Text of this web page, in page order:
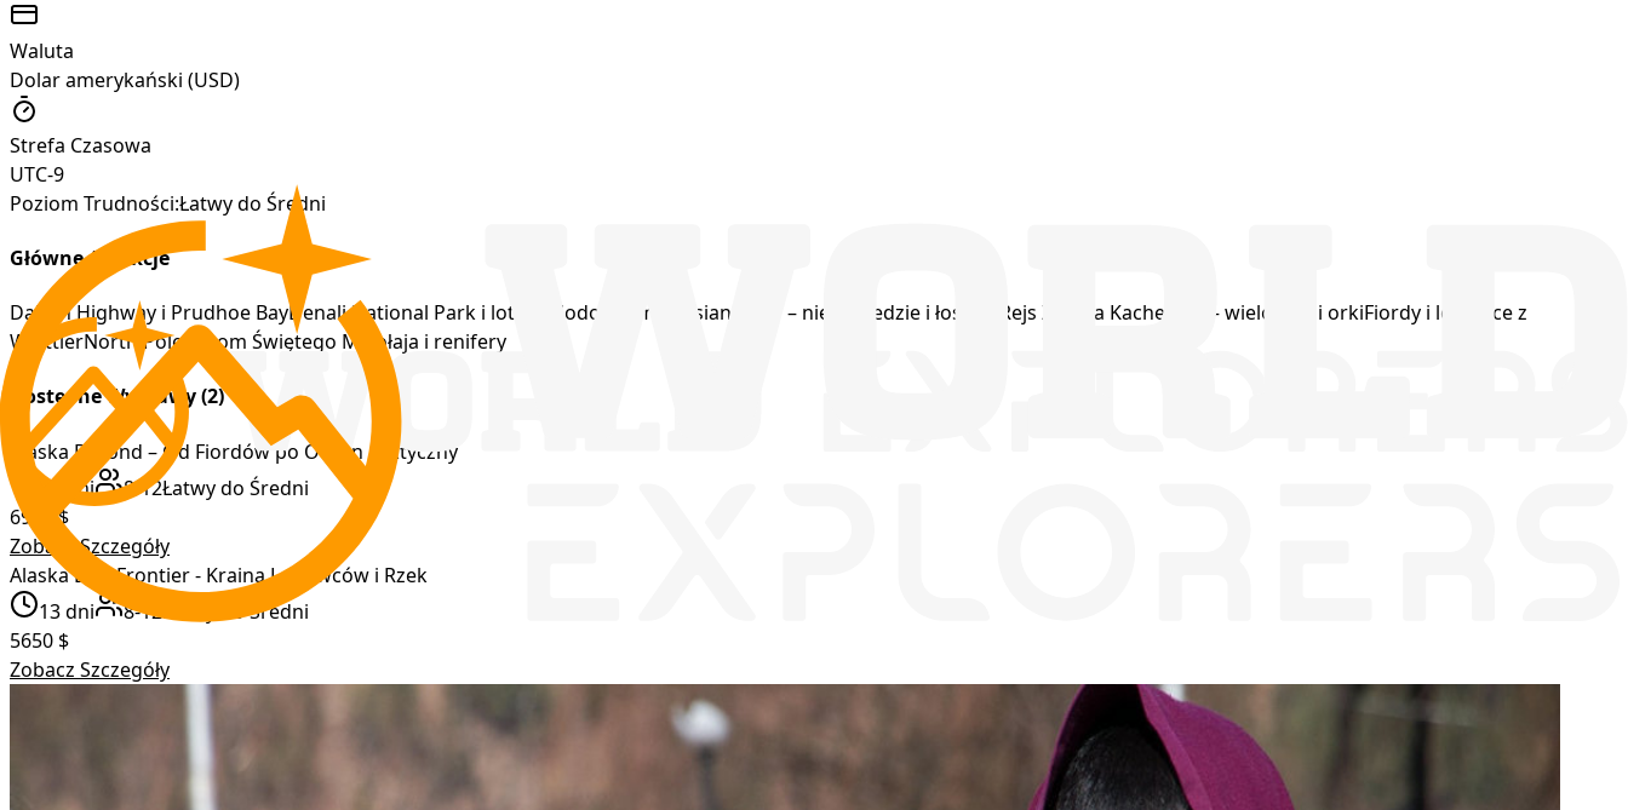
Waluta
Dolar amerykański (USD)
Strefa Czasowa
UTC-9
Poziom Trudności:Łatwy do Średni
Główne Atrakcje
Dalton Highway i Prudhoe BayDenali National Park i lot nad lodowcami Russian River – niedźwiedzie i łososie Rejs Zatoka Kachemak – wieloryby i orkiFiordy i lodowce z
WhittierNorth Pole – Dom Świętego Mikołaja i renifery
Dostępne Wyprawy (2)
Alaska Beyond – Od Fiordów po Ocean Arktyczny
17
dni 8-12Łatwy do Średni
6900
$
Zobacz Szczegóły
Alaska Last Frontier - Kraina Lodowców i Rzek
13dni 8-12Łatwy do Średni
5650 $
Zobacz Szczegóły